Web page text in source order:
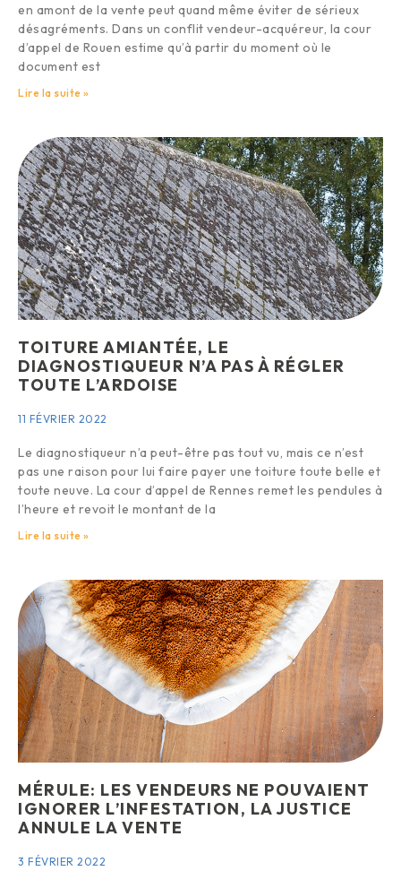
en amont de la vente peut quand même éviter de sérieux
désagréments. Dans un conflit vendeur-acquéreur, la cour
d’appel de Rouen estime qu’à partir du moment où le
document est
Lire la suite »
TOITURE AMIANTÉE, LE
DIAGNOSTIQUEUR N’A PAS À RÉGLER
TOUTE L’ARDOISE
11 FÉVRIER 2022
Le diagnostiqueur n’a peut-être pas tout vu, mais ce n’est
pas une raison pour lui faire payer une toiture toute belle et
toute neuve. La cour d’appel de Rennes remet les pendules à
l’heure et revoit le montant de la
Lire la suite »
MÉRULE: LES VENDEURS NE POUVAIENT
IGNORER L’INFESTATION, LA JUSTICE
ANNULE LA VENTE
3 FÉVRIER 2022